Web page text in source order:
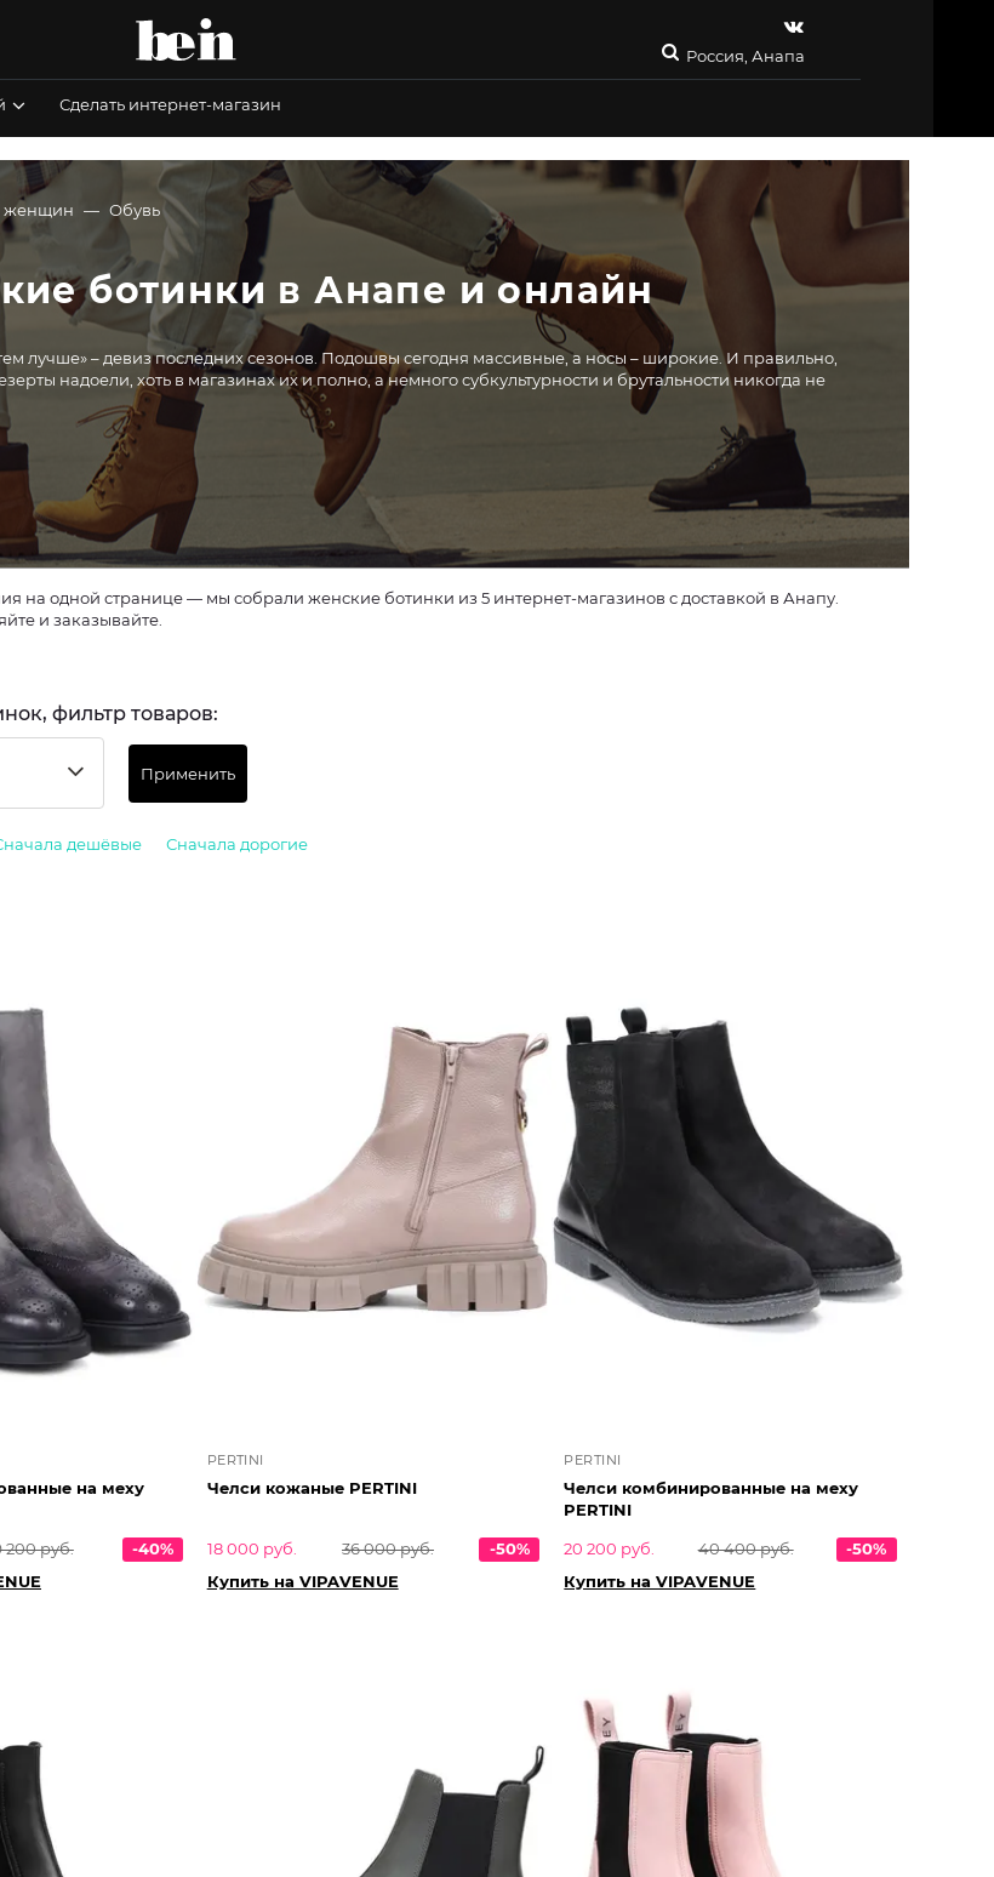
Россия, Анапа
Сделать интернет-магазин
женщин Обувь
ботинки в Анапе и онлайн
лучше» – девиз последних сезонов. Подошвы сегодня массивные, а носы – широкие. И правильно,
надоели, хоть в магазинах их и полно, а немного субкультурности и брутальности никогда не
на одной странице — мы собрали женские ботинки из 5 интернет-магазинов с доставкой в Анапу.
и заказывайте.
фильтр товаров:
Применить
дешёвые Сначала дорогие
на меху
200 руб.
-40%
PERTINI
Челси кожаные PERTINI
18 000 руб. 36 000 руб.
-50%
Купить на VIPAVENUE
PERTINI
Челси комбинированные на меху
PERTINI
20 200 руб.
40 400 руб.
-50%
Купить на VIPAVENUE